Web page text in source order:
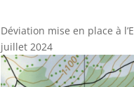
Déviation mise en place à
juillet 2024